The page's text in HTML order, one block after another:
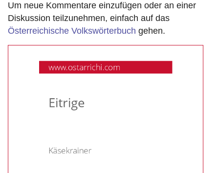
Um neue Kommentare einzufügen oder an einer
Diskussion teilzunehmen, einfach auf das
Österreichische Volkswörterbuch gehen.